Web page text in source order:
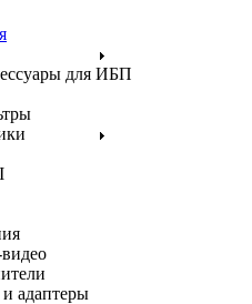
для ИБП
адаптеры